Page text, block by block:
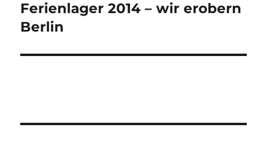
Nächster
Beitrag:
Ferienlager 2014 – wir erobern
Berlin